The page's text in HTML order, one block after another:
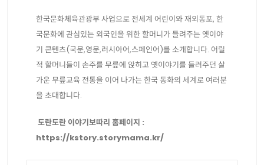
한국문화체육관광부 사업으로 전세계 어린이와 재외동포, 한
국문화에 관심있는 외국인을 위한 할머니가 들려주는 옛이야
기 콘텐츠(국문,영문,러시아어,스페인어)를 소개합니다. 어릴
적 할머니들이 손주를 무릎에 앉히고 옛이야기를 들려주던 살
가운 무릎교육 전통을 이어 나가는 한국 동화의 세계로 여러분
을 초대합니다.
도란도란 이야기보따리 홈페이지 :
https://kstory.storymama.kr/